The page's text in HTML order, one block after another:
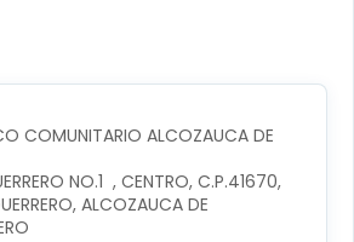
COMUNITARIO ALCOZAUCA DE
NO.1  , CENTRO, C.P.41670,
ALCOZAUCA DE